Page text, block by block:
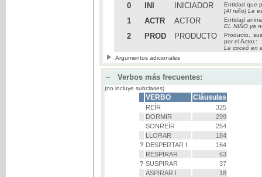
0 INI INICIADOR
Entidad que
[Al niño] Le
1 ACTR ACTOR
Entidad
EL NIÑO ya
2 PROD PRODUCTO
Producto,
por el Actor.:
Le coceó en
Argumentos adicionales
− Verbos más frecuentes:
(no incluye subclases)
VERBO Cláusulas
REÍR
325
DORMIR
299
SONREÍR
254
LLORAR
184
? DESPERTAR I
164
RESPIRAR
63
? SUSPIRAR
37
ASPIRAR I
18